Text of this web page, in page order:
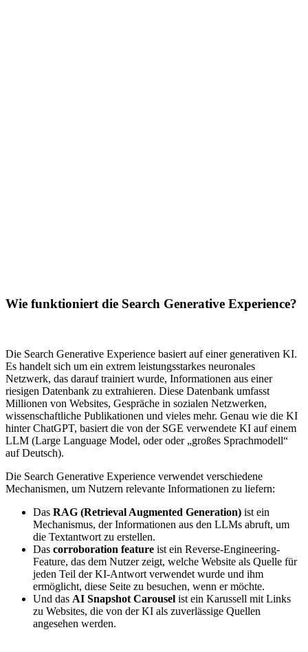
Wie funktioniert die Search Generative Experience?
Die Search Generative Experience basiert auf einer generativen KI.
Es handelt sich um ein extrem leistungsstarkes neuronales
Netzwerk, das darauf trainiert wurde, Informationen aus einer
riesigen Datenbank zu extrahieren. Diese Datenbank umfasst
Millionen von Websites, Gespräche in sozialen Netzwerken,
wissenschaftliche Publikationen und vieles mehr. Genau wie die KI
hinter ChatGPT, basiert die von der SGE verwendete KI auf einem
LLM (Large Language Model, oder oder „großes Sprachmodell“
auf Deutsch).
Die Search Generative Experience verwendet verschiedene
Mechanismen, um Nutzern relevante Informationen zu liefern:
Das RAG (Retrieval Augmented Generation) ist ein
Mechanismus, der Informationen aus den LLMs abruft, um
die Textantwort zu erstellen.
Das corroboration feature ist ein Reverse-Engineering-
Feature, das dem Nutzer zeigt, welche Website als Quelle für
jeden Teil der KI-Antwort verwendet wurde und ihm
ermöglicht, diese Seite zu besuchen, wenn er möchte.
Und das AI Snapshot Carousel ist ein Karussell mit Links
zu Websites, die von der KI als zuverlässige Quellen
angesehen werden.